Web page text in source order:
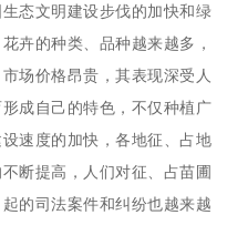
态文明建设步伐的加快和绿
卉的种类、品种越来越多，
场价格昂贵，其表现深受人
成自己的特色，不仅种植广
速度的加快，各地征、占地
断提高，人们对征、占苗圃
的司法案件和纠纷也越来越